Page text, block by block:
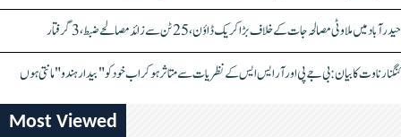
حیدرآباد میں ملاوٹی مصالحہ جات کے خلاف بڑا کریک ڈاؤن، 25 ٹن سے زائد مصالحے ضبط، 3 گرفتار
کنگنا رناوت کا بیان: بی جے پی اور آر ایس ایس کے نظریات سے متاثر ہو کر اب خود کو "بیدار ہندو" مانتی ہوں
Most Viewed